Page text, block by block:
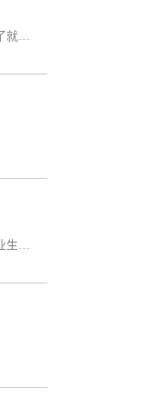
为了推进我院毕业生就业工作顺利开展，在“就业难”形势下更好的完成我院毕业生就业工作，我院成立了就业领导小组和就业服务队。
为响应国家就业政策的号召，推进我院毕业生就业工作的顺利开展，在“就业难”形势下圆满完成我院毕业生的就业工作，2014年10月14日下午15:00，由院领导带头、学工组组织、本科非师范毕业生和毕业研究生参与的2015届毕...